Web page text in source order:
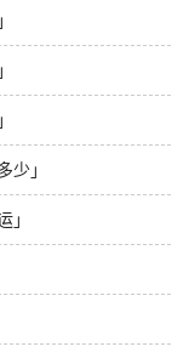
少」
」